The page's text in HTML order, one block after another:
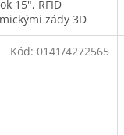
15", RFID
zády 3D
připevnění na
Kód: 0141/4272565